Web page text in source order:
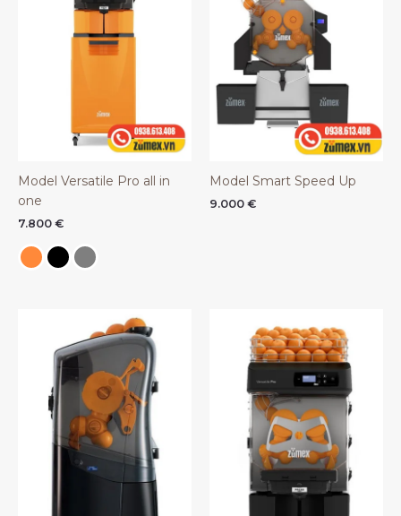
Model Versatile Pro all in
one
7.800 €
Model Smart Speed Up
9.000 €